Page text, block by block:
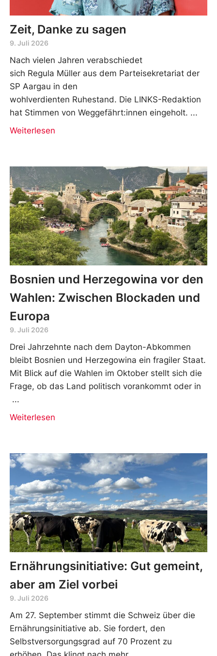
Zeit, Danke zu sagen
9. Juli 2026
Nach vielen Jahren verabschiedet
sich Regula Müller aus dem Parteisekretariat der
SP Aargau in den
wohlverdienten Ruhestand. Die LINKS-Redaktion
hat Stimmen von Weggefährt:innen eingeholt.
Weiterlesen
Bosnien und Herzegowina vor den
Wahlen: Zwischen Blockaden und
Europa
9. Juli 2026
Drei Jahrzehnte nach dem Dayton-Abkommen
bleibt Bosnien und Herzegowina ein fragiler Staat.
Mit Blick auf die Wahlen im Oktober stellt sich die
Frage, ob das Land politisch vorankommt oder in
Weiterlesen
Ernährungsinitiative: Gut gemeint,
aber am Ziel vorbei
9. Juli 2026
Am 27. September stimmt die Schweiz über die
Ernährungsinitiative ab. Sie fordert, den
Selbstversorgungsgrad auf 70 Prozent zu